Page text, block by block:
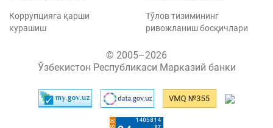
Коррупцияга қарши
курашиш
Тўлов тизимининг
ривожланиш босқичлари
© 2005–2026
Ўзбекистон Республикаси Марказий банки